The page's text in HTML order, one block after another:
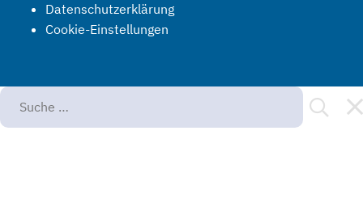
Datenschutzerklärung
Cookie-Einstellungen